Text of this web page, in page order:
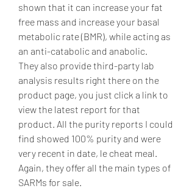
shown that it can increase your fat
free mass and increase your basal
metabolic rate (BMR), while acting as
an anti-catabolic and anabolic.
They also provide third-party lab
analysis results right there on the
product page, you just click a link to
view the latest report for that
product. All the purity reports I could
find showed 100% purity and were
very recent in date, le cheat meal.
Again, they offer all the main types of
SARMs for sale.